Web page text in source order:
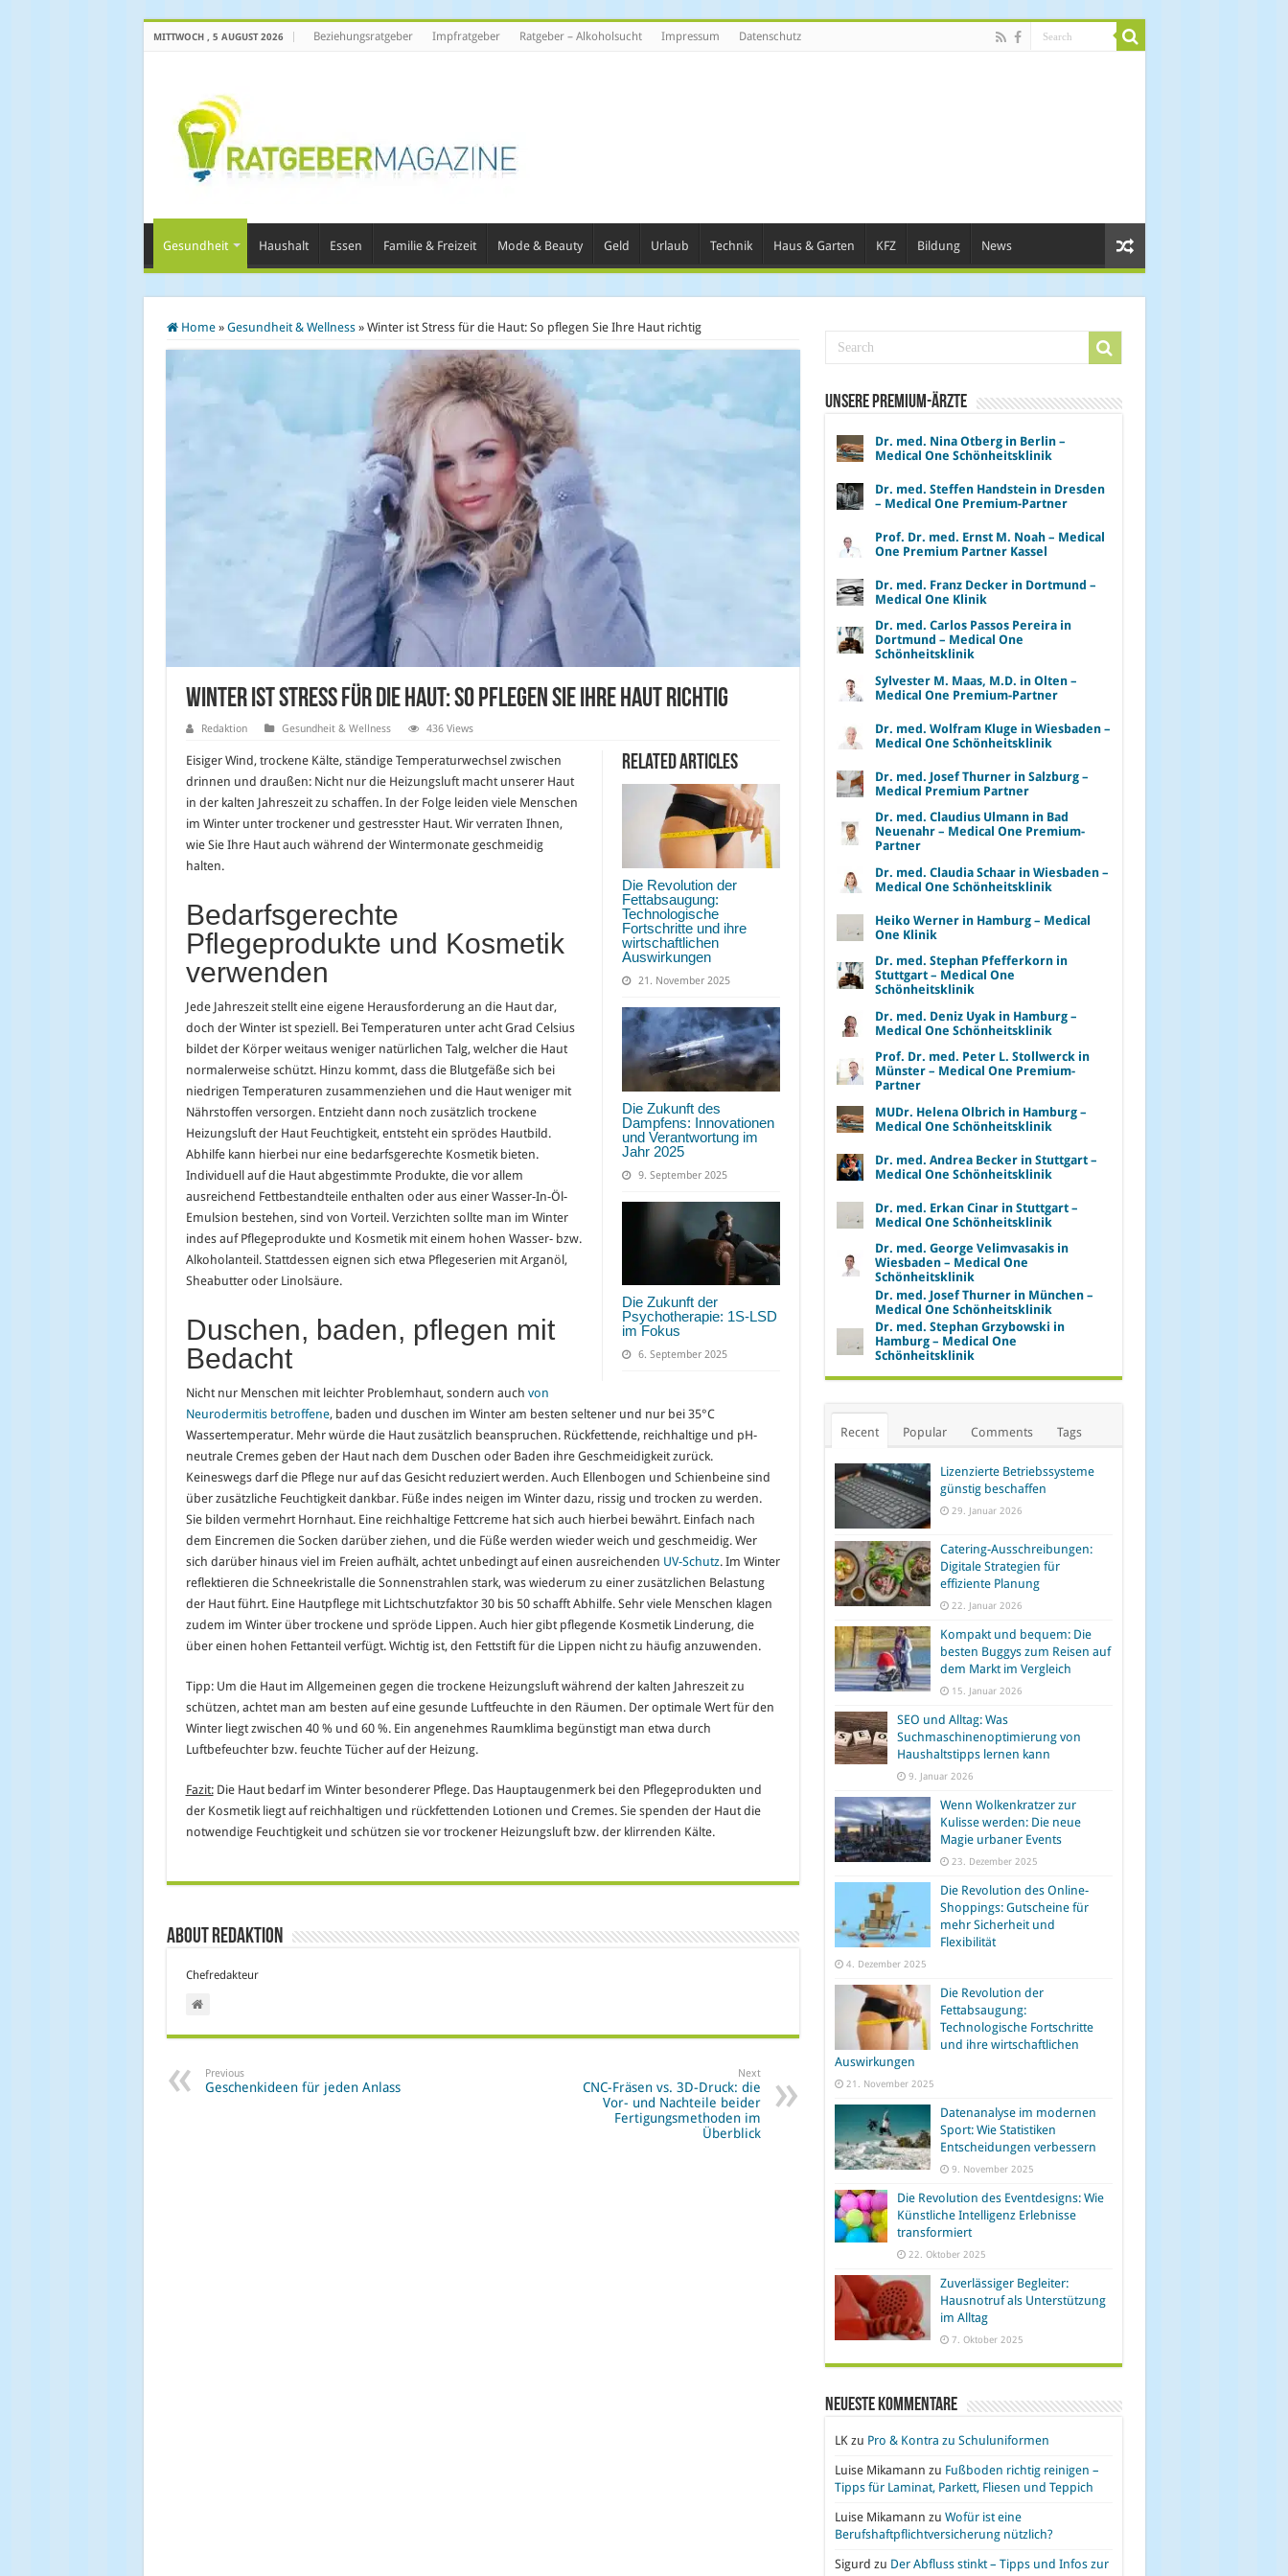
MITTWOCH , 5 AUGUST 2026 Beziehungsratgeber Impfratgeber Ratgeber – Alkoholsucht Impressum Datenschutz
Gesundheit Haushalt Essen Familie & Freizeit Mode & Beauty Geld Urlaub Technik Haus & Garten KFZ Bildung News
Home » Gesundheit & Wellness » Winter ist Stress für die Haut: So pflegen Sie Ihre Haut richtig
Winter ist Stress für die Haut: So pflegen Sie Ihre Haut richtig
Redaktion Gesundheit & Wellness 436 Views
Related Articles
Die Revolution der
Fettabsaugung:
Technologische
Fortschritte und ihre
wirtschaftlichen
Auswirkungen
21. November 2025
Die Zukunft des
Dampfens: Innovationen
und Verantwortung im
Jahr 2025
9. September 2025
Die Zukunft der
Psychotherapie: 1S-LSD
im Fokus
6. September 2025
Eisiger Wind, trockene Kälte, ständige Temperaturwechsel zwischen
drinnen und draußen: Nicht nur die Heizungsluft macht unserer Haut
in der kalten Jahreszeit zu schaffen. In der Folge leiden viele Menschen
im Winter unter trockener und gestresster Haut. Wir verraten Ihnen,
wie Sie Ihre Haut auch während der Wintermonate geschmeidig
halten.
Bedarfsgerechte
Pflegeprodukte und Kosmetik
verwenden
Jede Jahreszeit stellt eine eigene Herausforderung an die Haut dar,
doch der Winter ist speziell. Bei Temperaturen unter acht Grad Celsius
bildet der Körper weitaus weniger natürlichen Talg, welcher die Haut
normalerweise schützt. Hinzu kommt, dass die Blutgefäße sich bei
niedrigen Temperaturen zusammenziehen und die Haut weniger mit
Nährstoffen versorgen. Entzieht dann noch zusätzlich trockene
Heizungsluft der Haut Feuchtigkeit, entsteht ein sprödes Hautbild.
Abhilfe kann hierbei nur eine bedarfsgerechte Kosmetik bieten.
Individuell auf die Haut abgestimmte Produkte, die vor allem
ausreichend Fettbestandteile enthalten oder aus einer Wasser-In-Öl-
Emulsion bestehen, sind von Vorteil. Verzichten sollte man im Winter
indes auf Pflegeprodukte und Kosmetik mit einem hohen Wasser- bzw.
Alkoholanteil. Stattdessen eignen sich etwa Pflegeserien mit Arganöl,
Sheabutter oder Linolsäure.
Duschen, baden, pflegen mit
Bedacht
Nicht nur Menschen mit leichter Problemhaut, sondern auch von
Neurodermitis betroffene, baden und duschen im Winter am besten seltener und nur bei 35°C
Wassertemperatur. Mehr würde die Haut zusätzlich beanspruchen. Rückfettende, reichhaltige und pH-
neutrale Cremes geben der Haut nach dem Duschen oder Baden ihre Geschmeidigkeit zurück.
Keineswegs darf die Pflege nur auf das Gesicht reduziert werden. Auch Ellenbogen und Schienbeine sind
über zusätzliche Feuchtigkeit dankbar. Füße indes neigen im Winter dazu, rissig und trocken zu werden.
Sie bilden vermehrt Hornhaut. Eine reichhaltige Fettcreme hat sich auch hierbei bewährt. Einfach nach
dem Eincremen die Socken darüber ziehen, und die Füße werden wieder weich und geschmeidig. Wer
sich darüber hinaus viel im Freien aufhält, achtet unbedingt auf einen ausreichenden UV-Schutz. Im Winter
reflektieren die Schneekristalle die Sonnenstrahlen stark, was wiederum zu einer zusätzlichen Belastung
der Haut führt. Eine Hautpflege mit Lichtschutzfaktor 30 bis 50 schafft Abhilfe. Sehr viele Menschen klagen
zudem im Winter über trockene und spröde Lippen. Auch hier gibt pflegende Kosmetik Linderung, die
über einen hohen Fettanteil verfügt. Wichtig ist, den Fettstift für die Lippen nicht zu häufig anzuwenden.
Tipp: Um die Haut im Allgemeinen gegen die trockene Heizungsluft während der kalten Jahreszeit zu
schützen, achtet man am besten auf eine gesunde Luftfeuchte in den Räumen. Der optimale Wert für den
Winter liegt zwischen 40 % und 60 %. Ein angenehmes Raumklima begünstigt man etwa durch
Luftbefeuchter bzw. feuchte Tücher auf der Heizung.
Fazit:Die Haut bedarf im Winter besonderer Pflege. Das Hauptaugenmerk bei den Pflegeprodukten und
der Kosmetik liegt auf reichhaltigen und rückfettenden Lotionen und Cremes. Sie spenden der Haut die
notwendige Feuchtigkeit und schützen sie vor trockener Heizungsluft bzw. der klirrenden Kälte.
About Redaktion
Chefredakteur
Previous
Geschenkideen für jeden Anlass
Next
CNC-Fräsen vs. 3D-Druck: die
Vor- und Nachteile beider
Fertigungsmethoden im
Überblick
Unsere Premium-Ärzte
Dr. med. Nina Otberg in Berlin –
Medical One Schönheitsklinik
Dr. med. Steffen Handstein in Dresden
– Medical One Premium-Partner
Prof. Dr. med. Ernst M. Noah – Medical
One Premium Partner Kassel
Dr. med. Franz Decker in Dortmund –
Medical One Klinik
Dr. med. Carlos Passos Pereira in
Dortmund – Medical One
Schönheitsklinik
Sylvester M. Maas, M.D. in Olten –
Medical One Premium-Partner
Dr. med. Wolfram Kluge in Wiesbaden –
Medical One Schönheitsklinik
Dr. med. Josef Thurner in Salzburg –
Medical Premium Partner
Dr. med. Claudius Ulmann in Bad
Neuenahr – Medical One Premium-
Partner
Dr. med. Claudia Schaar in Wiesbaden –
Medical One Schönheitsklinik
Heiko Werner in Hamburg – Medical
One Klinik
Dr. med. Stephan Pfefferkorn in
Stuttgart – Medical One
Schönheitsklinik
Dr. med. Deniz Uyak in Hamburg –
Medical One Schönheitsklinik
Prof. Dr. med. Peter L. Stollwerck in
Münster – Medical One Premium-
Partner
MUDr. Helena Olbrich in Hamburg –
Medical One Schönheitsklinik
Dr. med. Andrea Becker in Stuttgart –
Medical One Schönheitsklinik
Dr. med. Erkan Cinar in Stuttgart –
Medical One Schönheitsklinik
Dr. med. George Velimvasakis in
Wiesbaden – Medical One
Schönheitsklinik
Dr. med. Josef Thurner in München –
Medical One Schönheitsklinik
Dr. med. Stephan Grzybowski in
Hamburg – Medical One
Schönheitsklinik
Recent Popular Comments Tags
Lizenzierte Betriebssysteme
günstig beschaffen
29. Januar 2026
Catering-Ausschreibungen:
Digitale Strategien für
effiziente Planung
22. Januar 2026
Kompakt und bequem: Die
besten Buggys zum Reisen auf
dem Markt im Vergleich
15. Januar 2026
SEO und Alltag: Was
Suchmaschinenoptimierung von
Haushaltstipps lernen kann
9. Januar 2026
Wenn Wolkenkratzer zur
Kulisse werden: Die neue
Magie urbaner Events
23. Dezember 2025
Die Revolution des Online-
Shoppings: Gutscheine für
mehr Sicherheit und
Flexibilität
4. Dezember 2025
Die Revolution der
Fettabsaugung:
Technologische Fortschritte
und ihre wirtschaftlichen
Auswirkungen
21. November 2025
Datenanalyse im modernen
Sport: Wie Statistiken
Entscheidungen verbessern
9. November 2025
Die Revolution des Eventdesigns: Wie
Künstliche Intelligenz Erlebnisse
transformiert
22. Oktober 2025
Zuverlässiger Begleiter:
Hausnotruf als Unterstützung
im Alltag
7. Oktober 2025
Neueste Kommentare
LKzu Pro & Kontra zu Schuluniformen
Luise Mikamann zu Fußboden richtig reinigen –
Tipps für Laminat, Parkett, Fliesen und Teppich
Luise Mikamann zu Wofür ist eine
Berufshaftpflichtversicherung nützlich?
Sigurd zu Der Abfluss stinkt – Tipps und Infos zur